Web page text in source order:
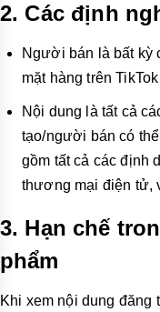
2. Các định
Người bán là bất kỳ
mặt hàng trên
Nội dung là tất cả
tạo/người bán có
gồm tất cả các định
thương mại điện tử,
3. Hạn chế
phẩm
Khi xem nội dung đăng